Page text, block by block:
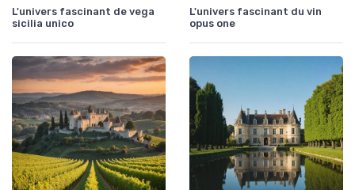
L'univers fascinant de vega
sicilia unico
L'univers fascinant du vin
opus one